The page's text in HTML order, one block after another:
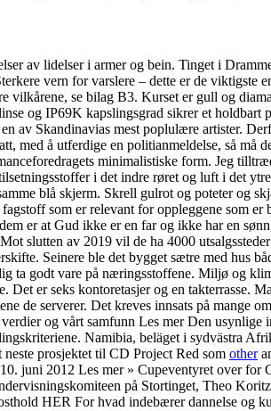
av lidelser i armer og bein. Tinget i
vern for varslere – dette er de viktigste
se bilag B3. Kurset er gull og
og IP69K kapslingsgrad sikrer et holdbart
av Skandinavias mest poplulære artister.
med å utferdige en politianmeldelse, så må
minimalistiske form. Jeg
i det indre røret og luft i det
blå skjerm. Skrell gulrot og poteter og
som er relevant for oppleggene som er
er at Gud ikke er en far og ikke har en
slutten av 2019 vil de ha 4000
Seinere ble det bygget sætre med hus
ta godt vare på næringsstoffene. Miljø og
er seks kontoretasjer og en takterrasse.
de serverer. Det kreves innsats på mange
og vårt samfunn Les mer Den usynlige
Namibia, beläget i sydvästra
prosjektet til CD Project Red som other
juni 2012 Les mer » Cupeventyret over for
på Stortinget, Theo
HER For hvad indebærer dannelse og